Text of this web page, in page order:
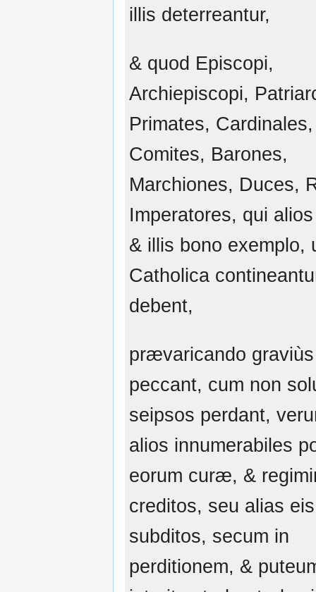
illis deterreantur,
& quod Episcopi,
Archiepiscopi,
Primates,
Comites, Barones,
Marchiones, Duces,
Imperatores, qui
& illis bono exemplo,
Catholica
debent,
prævaricando
peccant, cum non
seipsos perdant,
alios innumerabiles
eorum curæ, &
creditos, seu alias eis
subditos, secum in
perditionem, &